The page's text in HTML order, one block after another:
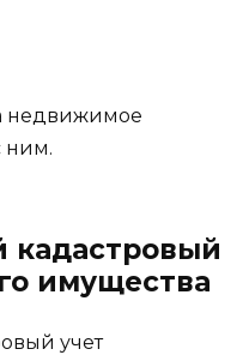
недвижимое
ним.
кадастровый
имущества
учет